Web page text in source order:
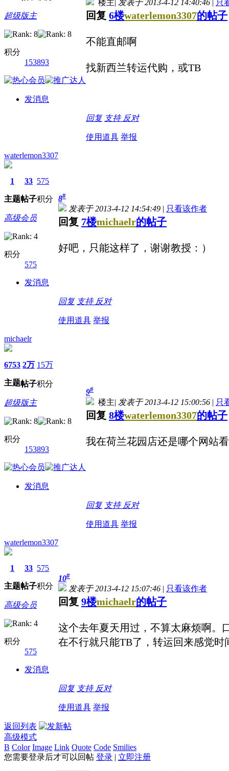
超级版主
积分
153893
发消息
楼主 发表于 2013-4-12 14:40:46 只
回复 6楼waterlemon3307的帖子
不能直邮啊
找新西兰转运代购，或TB
回复 支持 反对
使用道具 举报
waterlemon3307
1
主题
33
帖子
575
积分
高级会员
积分
575
发消息
8#
发表于 2013-4-12 14:54:49 | 只看该作者
回复 7楼michaelr的帖子
好吧，只能这样了，谢谢教授：）
回复 支持 反对
使用道具 举报
michaelr
6753
主题
2万
帖子
15万
积分
超级版主
积分
153893
发消息
9#
楼主| 发表于 2013-4-12 15:00:56 | 只
回复 8楼waterlemon3307的帖子
我在荷兰花园店还是哪个网站
回复 支持 反对
使用道具 举报
waterlemon3307
1
主题
33
帖子
575
积分
高级会员
积分
575
发消息
10#
发表于 2013-4-12 15:07:46 | 只看该作者
回复 9楼michaelr的帖子
这个去年夏天用过，不算太麻烦啊。
在不行就只能TB了，转运回来感觉时
回复 支持 反对
使用道具 举报
返回列表
高级模式
B Color Image Link Quote Code Smilies
您需要登录后才可以回帖 登录 | 立即注册